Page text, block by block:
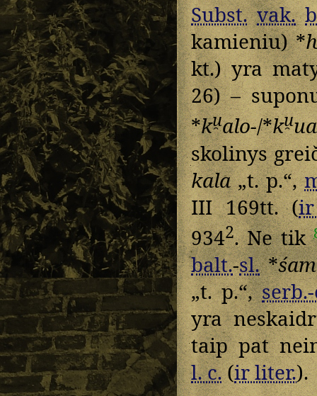
Subst. vak.
kamieniu) *
kt.) yra
26) –
*ku̯alo-/*ku̯
skolinys
kala„t. p.“,
III 169tt. (
9342. Ne tik
balt.-sl.*
„t. p.“,
yra
taip pat
l. c.(ir liter.).